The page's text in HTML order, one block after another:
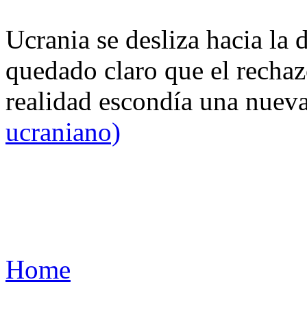
Ucrania se desliza hacia
quedado claro que el
realidad escondía una
ucraniano)
Home